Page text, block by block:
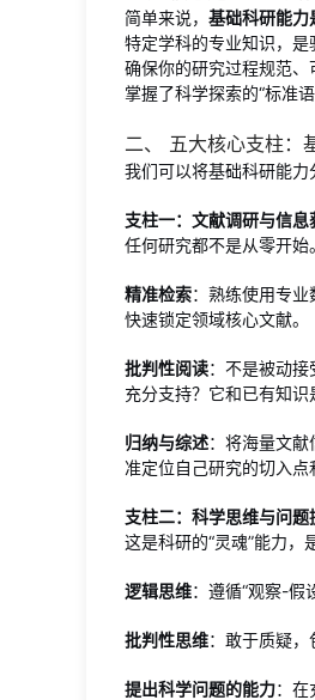
简单来说， 基础科研能力
特定学科的专业知识，是
确保你的研究过程规范
掌握了科学探索的“标准语
二、 五大核心支柱：
我们可以将基础科研能力
支柱一：文献调研与信
任何研究都不是从零开始
精准检索：熟练使用专
快速锁定领域核心文献。
批判性阅读：不是被动
充分支持？它和已有知识
归纳与综述：将海量文
准定位自己研究的切入点
支柱二：科学思维与问
这是科研的“灵魂”能力，
逻辑思维：遵循“观察-假
批判性思维：敢于质疑，
提出科学问题的能力：